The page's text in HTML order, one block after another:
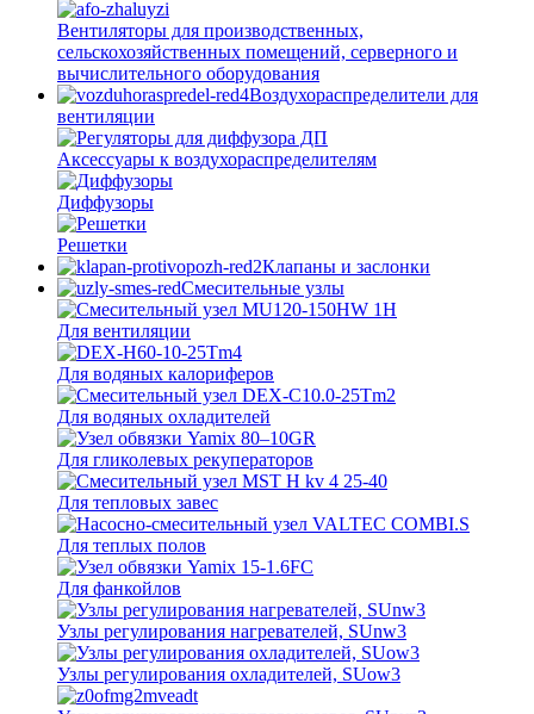
Вентиляторы для производственных,
сельскохозяйственных помещений, серверного и
вычислительного оборудования
Воздухораспределители для
вентиляции
Аксессуары к воздухораспределителям
Диффузоры
Решетки
Клапаны и заслонки
Смесительные узлы
Для вентиляции
Для водяных калориферов
Для водяных охладителей
Для гликолевых рекуператоров
Для тепловых завес
Для теплых полов
Для фанкойлов
Узлы регулирования нагревателей, SUnw3
Узлы регулирования охладителей, SUow3